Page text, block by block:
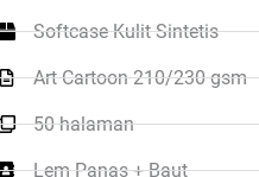
Softcase Kulit Sintetis
Art Cartoon 210/230 gsm
50 halaman
Lem Panas + Baut